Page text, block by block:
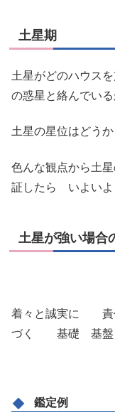
土星期
土星がどのハウス
の惑星と絡んでい
土星の星位はどう
色んな観点から土
証したら いよいよ
土星が強い場合
着々と誠実に
づく 基礎 基盤
鑑定例